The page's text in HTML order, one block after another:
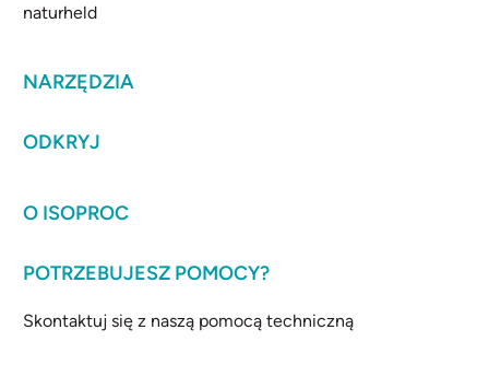
naturheld
NARZĘDZIA
ODKRYJ
O ISOPROC
POTRZEBUJESZ POMOCY?
Skontaktuj się z naszą pomocą techniczną